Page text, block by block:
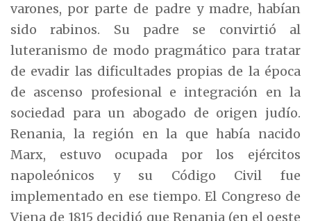
varones, por parte de padre y madre, habían
sido rabinos. Su padre se convirtió al
luteranismo de modo pragmático para tratar
de evadir las dificultades propias de la época
de ascenso profesional e integración en la
sociedad para un abogado de origen judío.
Renania, la región en la que había nacido
Marx, estuvo ocupada por los ejércitos
napoleónicos y su Código Civil fue
implementado en ese tiempo. El Congreso de
Viena de 1815 decidió que Renania (en el oeste